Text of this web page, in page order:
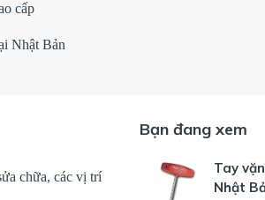
cấp
Nhật Bản
chữa, các vị trí
Bạn đang xem
Tay
Nhật